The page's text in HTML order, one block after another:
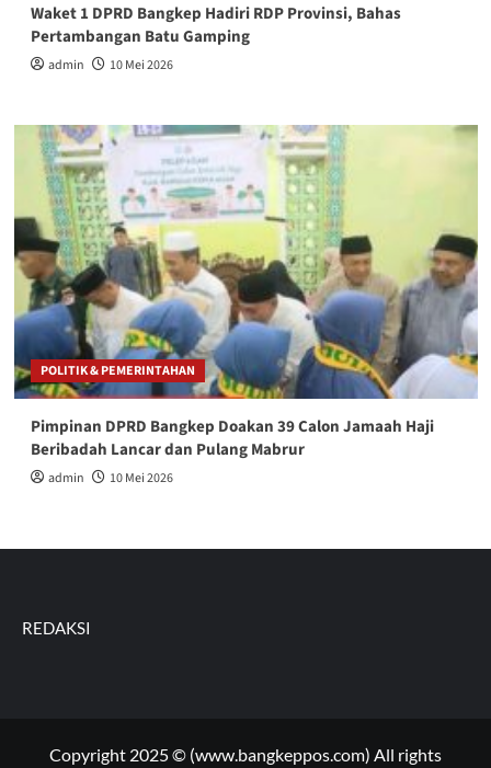
Waket 1 DPRD Bangkep Hadiri RDP Provinsi, Bahas
Pertambangan Batu Gamping
admin 10 Mei 2026
POLITIK & PEMERINTAHAN
Pimpinan DPRD Bangkep Doakan 39 Calon Jamaah Haji
Beribadah Lancar dan Pulang Mabrur
admin 10 Mei 2026
REDAKSI
Copyright 2025 © (www.bangkeppos.com) All rights